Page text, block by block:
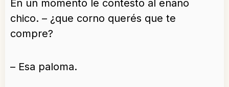
En un momento le contesto al enano
chico. – ¿que corno querés que te
compre?
– Esa paloma.